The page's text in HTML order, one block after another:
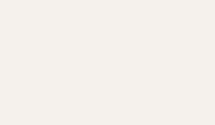
is de perfecte plek om te